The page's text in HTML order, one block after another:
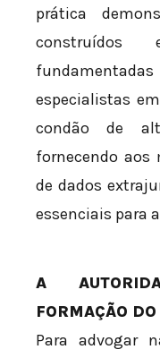
prática
construídos
especialistas
condão de
fornecendo
de dados
essenciais para
A
FORMAÇÃO DO
Para advogar